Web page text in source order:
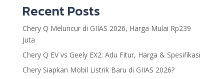
Recent Posts
Chery Q Meluncur di GIIAS 2026, Harga Mulai Rp239
Juta
Chery Q EV vs Geely EX2: Adu Fitur, Harga & Spesifikasi
Chery Siapkan Mobil Listrik Baru di GIIAS 2026?